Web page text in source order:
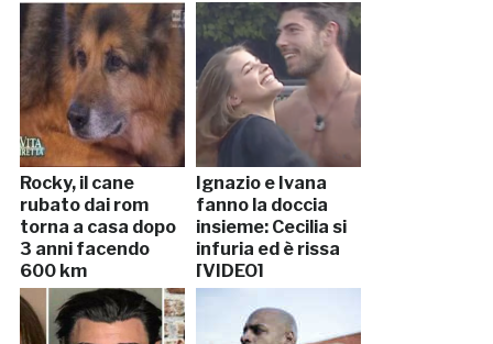
Arrestate
57esimo
anniversario
Rocky, il cane
rubato dai rom
torna a casa dopo
3 anni facendo
600 km
Ignazio e Ivana
fanno la doccia
insieme: Cecilia si
infuria ed è rissa
[VIDEO]